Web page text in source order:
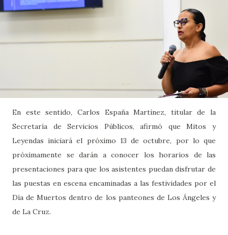
En este sentido, Carlos España Martínez, titular de la
Secretaría de Servicios Públicos, afirmó que Mitos y
Leyendas iniciará el próximo 13 de octubre, por lo que
próximamente se darán a conocer los horarios de las
presentaciones para que los asistentes puedan disfrutar de
las puestas en escena encaminadas a las festividades por el
Día de Muertos dentro de los panteones de Los Ángeles y
de La Cruz.